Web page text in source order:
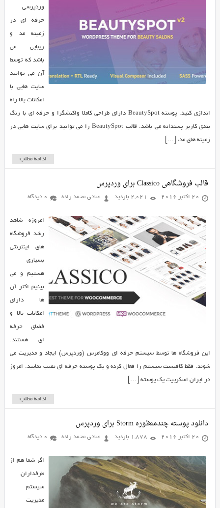
وردپرسی
حرفه ای در
زمینه مد و
زیبایی می
باشد که توسط
آن می توانید
سایت هایی با
امکانات بالا راه
اندازی کنید. پوسته BeautySpot دارای طراحی کاملا واکنشگرا و حرفه ای با رنگ
بندی کاربر پسندانه می باشد. قالب BeautySpot را می توانید برای سایت هایی در
زمینه های مد، […]
ادامه مطلب
قالب فروشگاهی Classico برای وردپرس
20 اکتبر 2016 2,021 بازدید صادق محمد زاده 0 دیدگاه
امروزه شاهد
رشد فروشگاه
های اینترنتی
بسیاری
هستیم و می
بینیم اکثر آن
ها دارای
امکانات بالا و
فضای حرفه
ای هستند.
این فروشگاه ها توسط سیستم حرفه ای ووکامرس (وردپرس) ایجاد و مدیریت می
شوند. فقط کافیست سیستم را فعال کرده و یک پوسته حرفه ای نصب نمایید. امروز
در ایران اسکریپت یک پوسته […]
ادامه مطلب
دانلود پوسته چندمنظوره Storm برای وردپرس
20 اکتبر 2016 1,878 بازدید صادق محمد زاده 0 دیدگاه
اگر شما هم از
طرفداران
سیستم
مدیریت